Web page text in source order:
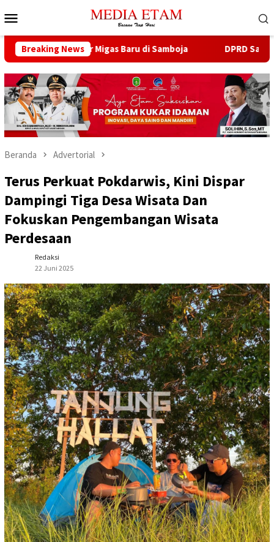
ke
Mobile
Breaking News
Sumur Migas Baru di Samboja DPRD Samarinda
Beranda Advertorial
Terus Perkuat Pokdarwis, Kini Dispar
Dampingi Tiga Desa Wisata Dan
Fokuskan Pengembangan Wisata
Perdesaan
Redaksi
22 Juni 2025